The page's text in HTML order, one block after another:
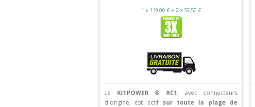
1 x 119,00 € + 2 x 59,50 €
Le KITPOWER ® RC1, avec connecteurs
d'origine, est actif sur toute la plage de